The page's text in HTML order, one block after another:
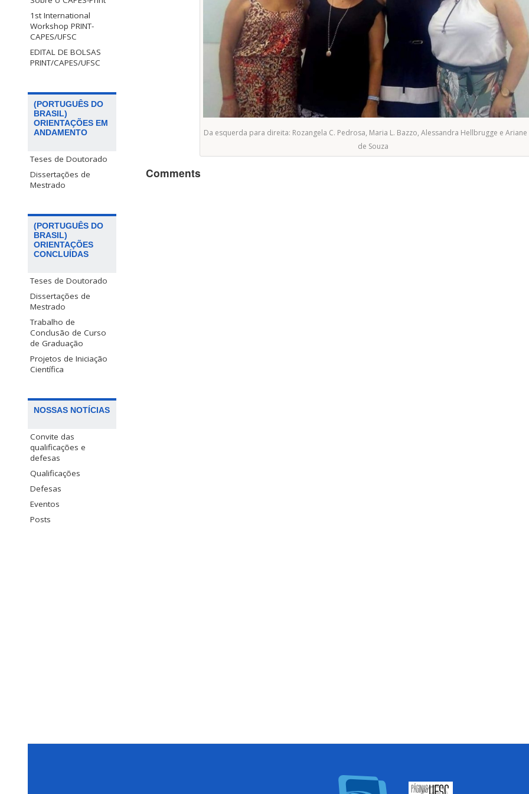
1st International
Workshop PRINT-
CAPES/UFSC
EDITAL DE BOLSAS
PRINT/CAPES/UFSC
(PORTUGUÊS DO
BRASIL)
ORIENTAÇÕES EM
ANDAMENTO
Teses de Doutorado
Dissertações de
Mestrado
(PORTUGUÊS DO
BRASIL)
ORIENTAÇÕES
CONCLUÍDAS
Teses de Doutorado
Dissertações de
Mestrado
Trabalho de
Conclusão de Curso
de Graduação
Projetos de Iniciação
Científica
NOSSAS NOTÍCIAS
Convite das
qualificações e
defesas
Qualificações
Defesas
Eventos
Posts
Da esquerda para direita: Rozangela C. Pedrosa, Maria L. Bazzo, Alessandra Hellbrugge e Ariane
de Souza
Comments